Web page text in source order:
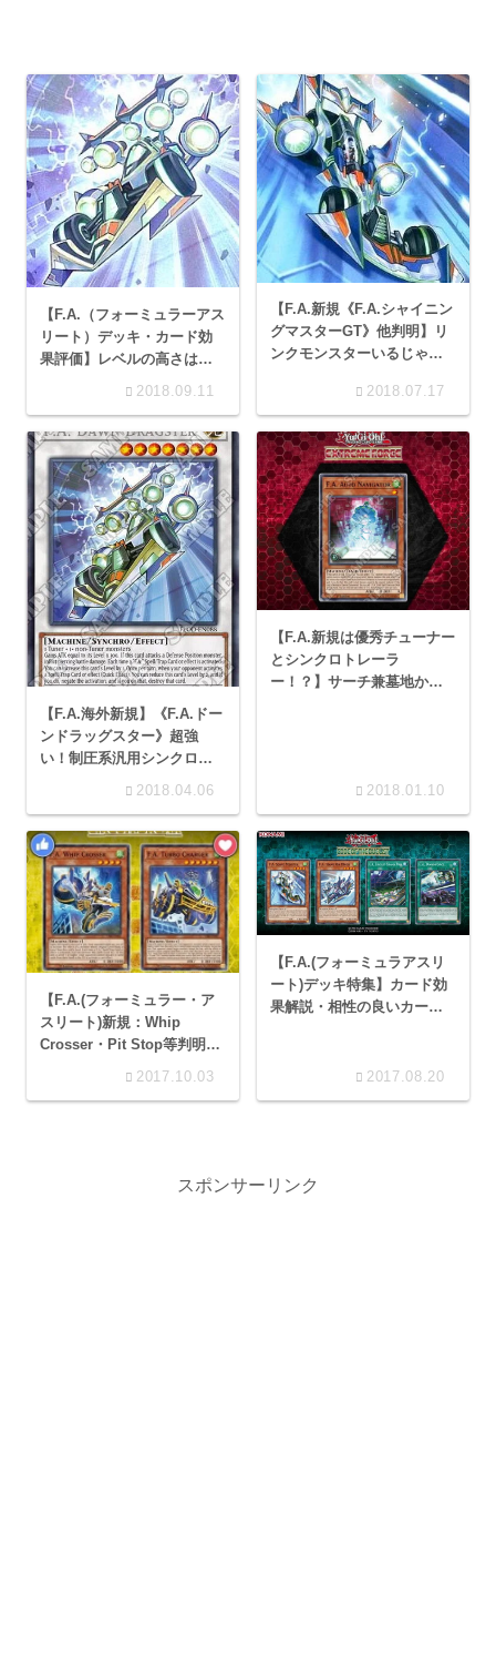
【F.A.（フォーミュラーアス
リート）デッキ・カード効
果評価】レベルの高さは強
2018.09.11
【F.A.新規《F.A.シャイニン
グマスターGT》他判明】リ
ンクモンスターいるじゃ
2018.07.17
【F.A.海外新規】《F.A.ドー
ンドラッグスター》超強
い！制圧系汎用シンクロモ
2018.04.06
【F.A.新規は優秀チューナー
とシンクロトレーラ
ー！？】サーチ兼墓地から
2018.01.10
【F.A.(フォーミュラー・ア
スリート)新規：Whip
Crosser・Pit Stop等判明】
2017.10.03
【F.A.(フォーミュラアスリ
ート)デッキ特集】カード効
果解説・相性の良いカード
2017.08.20
スポンサーリンク